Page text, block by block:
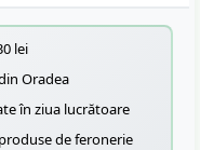
lei
Oradea
în ziua lucrătoare
de feronerie